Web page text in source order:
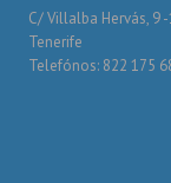
C/ Villalba Hervás, 9
Tenerife
Telefónos: 822 175